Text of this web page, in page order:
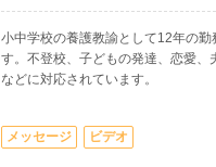
小中学校の養護教諭として12年の
す。不登校、子どもの発達、恋愛
などに対応されています。
メッセージ ビデオ